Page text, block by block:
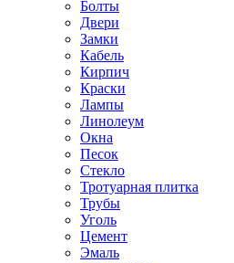
Болты
Двери
Замки
Кабель
Кирпич
Краски
Лампы
Линолеум
Окна
Песок
Стекло
Тротуарная плитка
Трубы
Уголь
Цемент
Эмаль